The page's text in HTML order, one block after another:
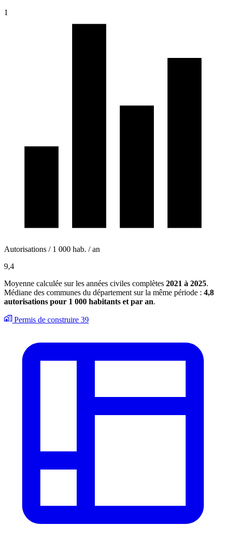
1
Autorisations / 1 000 hab. / an
9,4
Moyenne calculée sur les années civiles complètes 2021 à 2025.
Médiane des communes du département sur la même période : 4,8
autorisations pour 1 000 habitants et par an.
Permis de construire 39